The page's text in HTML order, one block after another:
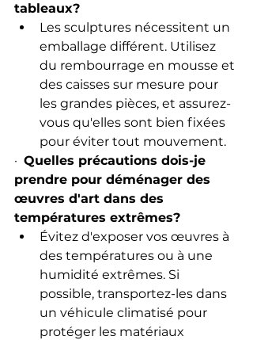
tableaux?
Les sculptures nécessitent un
emballage différent. Utilisez
du rembourrage en mousse et
des caisses sur mesure pour
les grandes pièces, et assurez-
vous qu'elles sont bien fixées
pour éviter tout mouvement.
· Quelles précautions dois-je
prendre pour déménager des
œuvres d'art dans des
températures extrêmes?
Évitez d'exposer vos œuvres à
des températures ou à une
humidité extrêmes. Si
possible, transportez-les dans
un véhicule climatisé pour
protéger les matériaux